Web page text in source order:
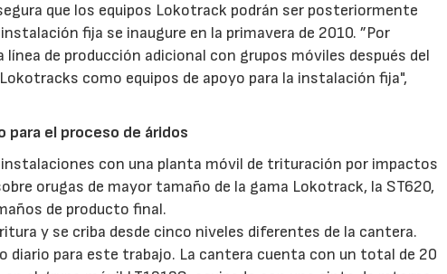
que los equipos Lokotrack podrán ser posteriormente
fija se inaugure en la primavera de 2010. ”Por
de producción adicional con grupos móviles después del
como equipos de apoyo para la instalación fija",
para el proceso de áridos
con una planta móvil de trituración por impactos
orugas de mayor tamaño de la gama Lokotrack, la ST620,
de producto final.
y se criba desde cinco niveles diferentes de la cantera.
diario para este trabajo. La cantera cuenta con un total de 20